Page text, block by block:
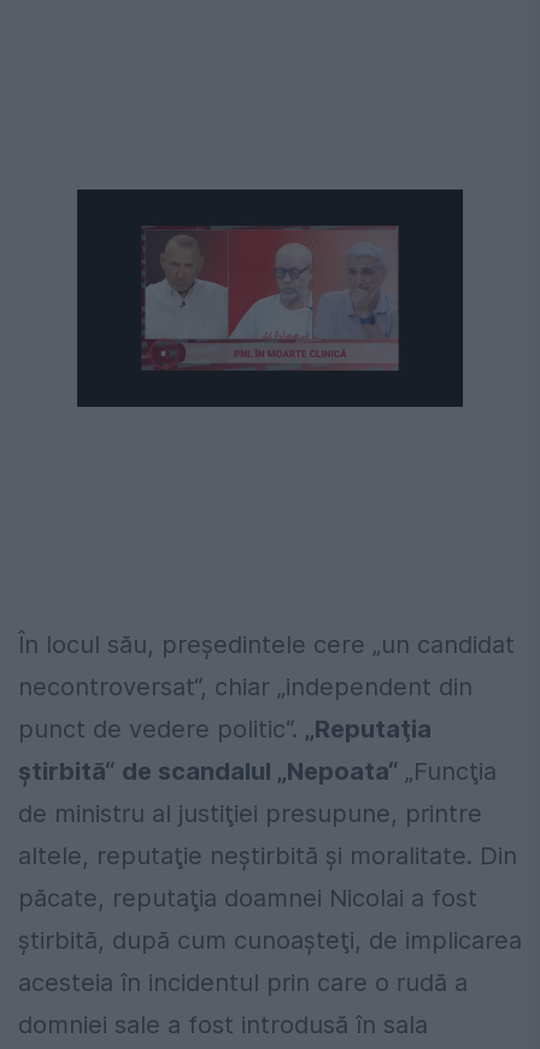
În locul său, preşedintele cere „un candidat
necontroversat“, chiar „independent din
punct de vedere politic“. „Reputaţia
ştirbită“ de scandalul „Nepoata“ „Funcţia
de ministru al justiţiei presupune, printre
altele, reputaţie neştirbită şi moralitate. Din
păcate, reputaţia doamnei Nicolai a fost
ştirbită, după cum cunoaşteţi, de implicarea
acesteia în incidentul prin care o rudă a
domniei sale a fost introdusă în sala